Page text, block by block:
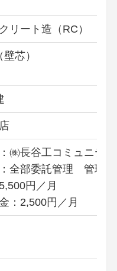
リート造（RC）
芯）
㈱長谷工コミュニティ
全部委託管理 管理
円／月
：2,500円／月